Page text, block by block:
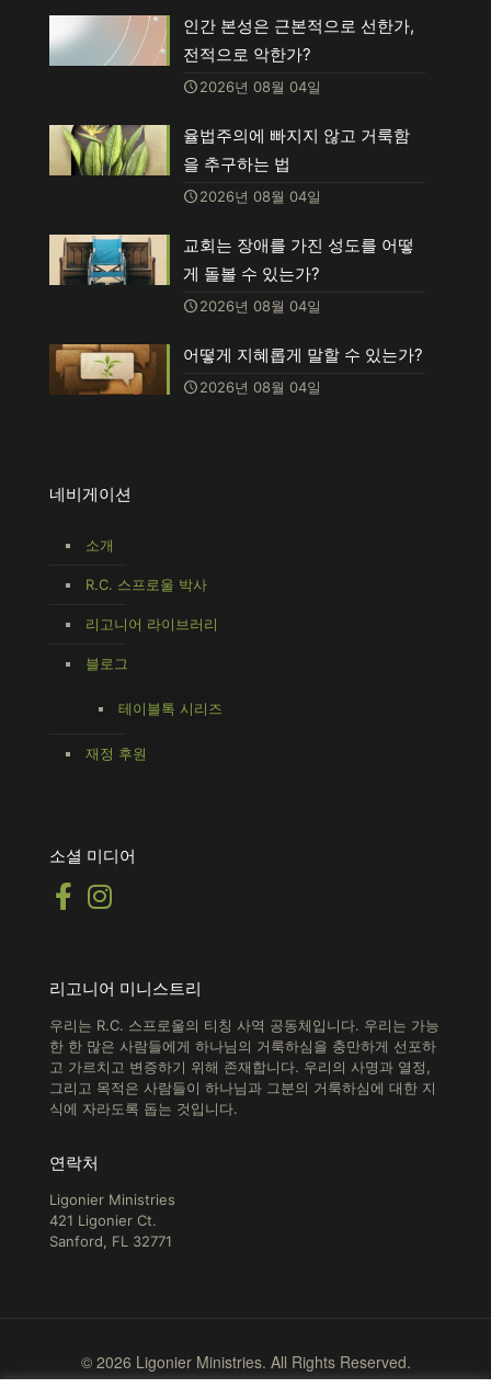
인간 본성은 근본적으로 선한가,
전적으로 악한가?
2026년 08월 04일
율법주의에 빠지지 않고 거룩함
을 추구하는 법
2026년 08월 04일
교회는 장애를 가진 성도를 어떻
게 돌볼 수 있는가?
2026년 08월 04일
어떻게 지혜롭게 말할 수 있는가?
2026년 08월 04일
네비게이션
소개
R.C. 스프로울 박사
리고니어 라이브러리
블로그
테이블톡 시리즈
재정 후원
소셜 미디어
리고니어 미니스트리
우리는 R.C. 스프로울의 티칭 사역 공동체입니다. 우리는 가능
한 한 많은 사람들에게 하나님의 거룩하심을 충만하게 선포하
고 가르치고 변증하기 위해 존재합니다. 우리의 사명과 열정,
그리고 목적은 사람들이 하나님과 그분의 거룩하심에 대한 지
식에 자라도록 돕는 것입니다.
연락처
Ligonier Ministries
421 Ligonier Ct.
Sanford, FL 32771
© 2026 Ligonier Ministries. All Rights Reserved.